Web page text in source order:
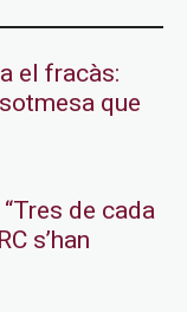
el fracàs:
que
de cada
s’han